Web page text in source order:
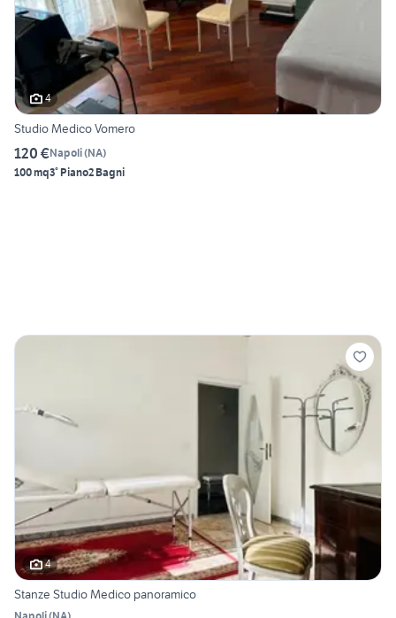
4
Studio Medico Vomero
120 €Napoli(NA)
100 mq3° Piano2 Bagni
4
Stanze Studio Medico panoramico